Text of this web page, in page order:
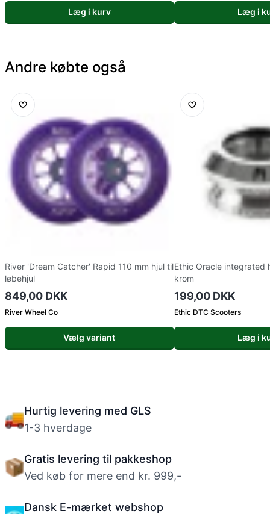
Læg i kurv Læg i
Andre købte også
River 'Dream Catcher' Rapid 110 mm hjul til
løbehjul
849,00 DKK
River Wheel Co
Vælg variant
Ethic Oracle integrated
krom
199,00 DKK
Ethic DTC Scooters
Læg i
Hurtig levering med GLS
1-3 hverdage
Gratis levering til pakkeshop
Ved køb for mere end kr. 999,-
Dansk E-mærket webshop